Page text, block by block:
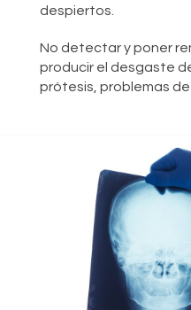
despiertos.
No detectar y poner
producir el desgaste
prótesis, problemas